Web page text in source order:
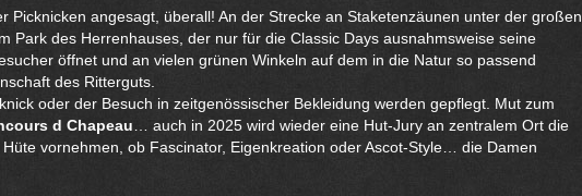
Picknicken angesagt, überall! An der Strecke an Staketenzäunen unter der großen
Park des Herrenhauses, der nur für die Classic Days ausnahmsweise seine
öffnet und an vielen grünen Winkeln auf dem in die Natur so passend
des Ritterguts.
oder der Besuch in zeitgenössischer Bekleidung werden gepflegt. Mut zum
d Chapeau … auch in 2025 wird wieder eine Hut-Jury an zentralem Ort die
vornehmen, ob Fascinator, Eigenkreation oder Ascot-Style… die Damen